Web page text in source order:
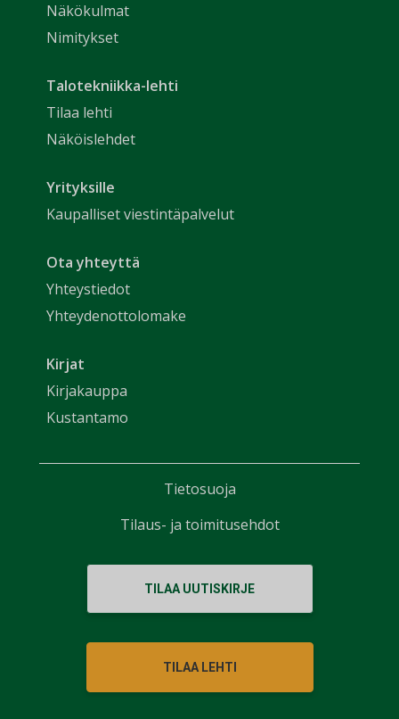
Näkökulmat
Nimitykset
Talotekniikka-lehti
Tilaa lehti
Näköislehdet
Yrityksille
Kaupalliset viestintäpalvelut
Ota yhteyttä
Yhteystiedot
Yhteydenottolomake
Kirjat
Kirjakauppa
Kustantamo
TILAA UUTISKIRJE
TILAA LEHTI
Tietosuoja
Tilaus- ja toimitusehdot